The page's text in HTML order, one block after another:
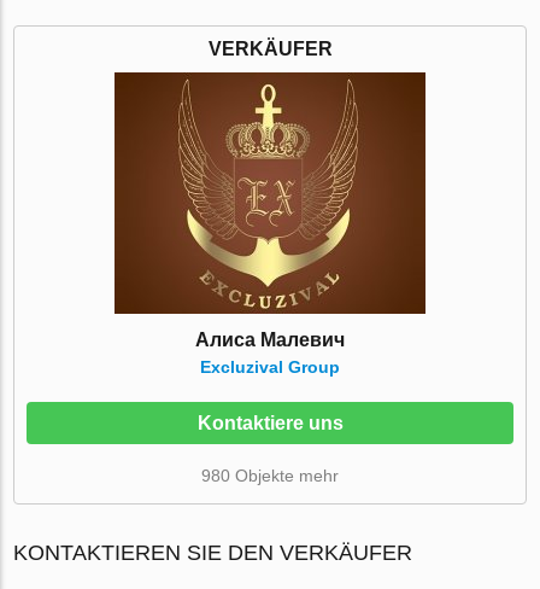
VERKÄUFER
Алиса Малевич
Excluzival Group
Kontaktiere uns
980 Objekte mehr
KONTAKTIEREN SIE DEN VERKÄUFER